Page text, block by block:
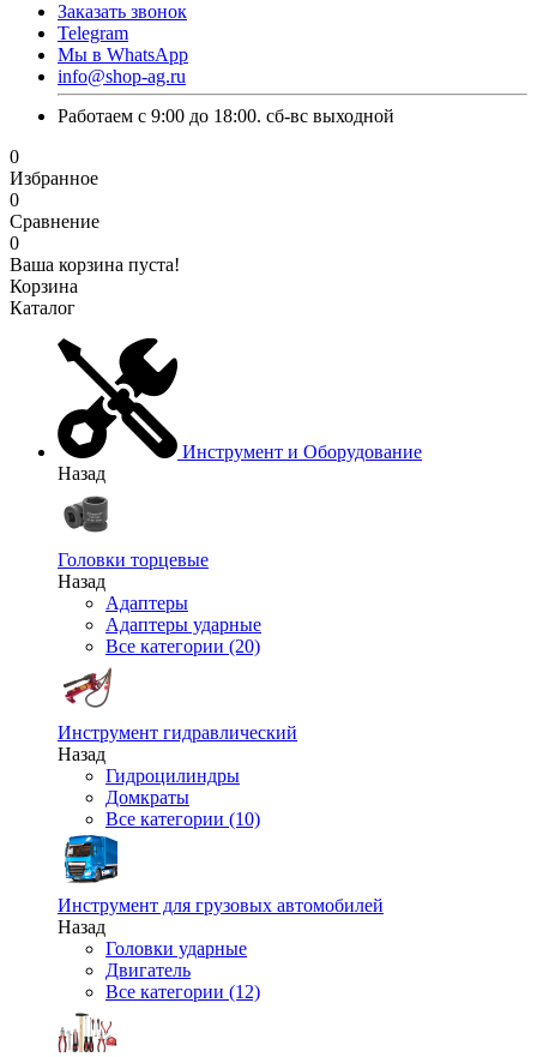
Заказать звонок
Telegram
Мы в WhatsApp
info@shop-ag.ru
Работаем с 9:00 до 18:00. сб-вс выходной
0
Избранное
0
Сравнение
0
Ваша корзина пуста!
Корзина
Каталог
Инструмент и Оборудование
Назад
Головки торцевые
Назад
Адаптеры
Адаптеры ударные
Все категории (20)
Инструмент гидравлический
Назад
Гидроцилиндры
Домкраты
Все категории (10)
Инструмент для грузовых автомобилей
Назад
Головки ударные
Двигатель
Все категории (12)